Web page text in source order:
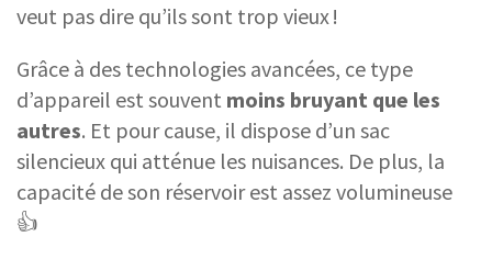
veut pas dire qu’ils sont trop vieux !
Grâce à des technologies avancées, ce type
d’appareil est souvent moins bruyant que les
autres. Et pour cause, il dispose d’un sac
silencieux qui atténue les nuisances. De plus, la
capacité de son réservoir est assez volumineuse
👍